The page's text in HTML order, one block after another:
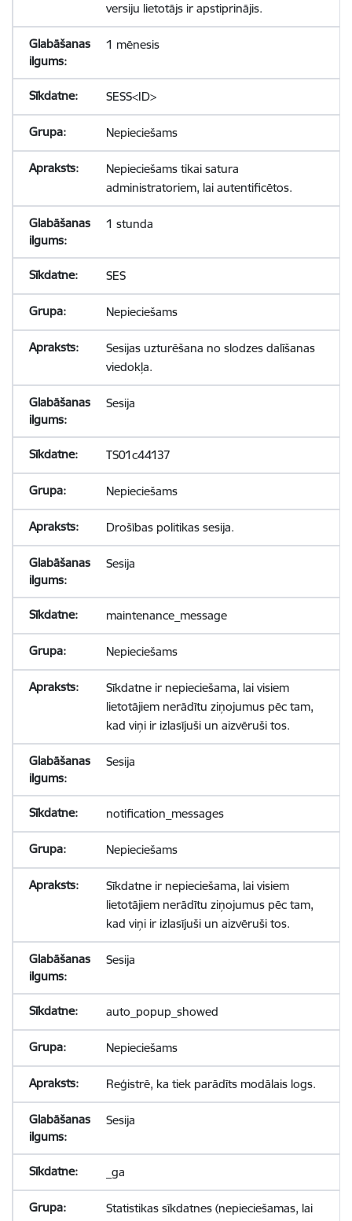
versiju lietotājs ir apstiprinājis.
1 mēnesis
SESS<ID>
Nepieciešams
Nepieciešams tikai satura
administratoriem, lai autentificētos.
1 stunda
SES
Nepieciešams
Sesijas uzturēšana no slodzes dalīšanas
viedokļa.
Sesija
TS01c44137
Nepieciešams
Drošības politikas sesija.
Sesija
maintenance_message
Nepieciešams
Sīkdatne ir nepieciešama, lai visiem
lietotājiem nerādītu ziņojumus pēc tam,
kad viņi ir izlasījuši un aizvēruši tos.
Sesija
notification_messages
Nepieciešams
Sīkdatne ir nepieciešama, lai visiem
lietotājiem nerādītu ziņojumus pēc tam,
kad viņi ir izlasījuši un aizvēruši tos.
Sesija
auto_popup_showed
Nepieciešams
Reģistrē, ka tiek parādīts modālais logs.
Sesija
_ga
Statistikas sīkdatnes (nepieciešamas, lai